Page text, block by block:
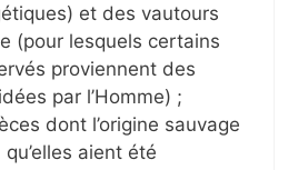
et des vautours
(pour lesquels certains
proviennent des
par l’Homme) ;
dont l’origine sauvage
aient été